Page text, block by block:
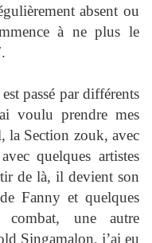
absent ou
à ne plus le
passé par différents
voulu prendre mes
la Section zouk, avec
quelques artistes
de là, il devient son
Fanny et quelques
une autre
Singamalon, j’ai eu